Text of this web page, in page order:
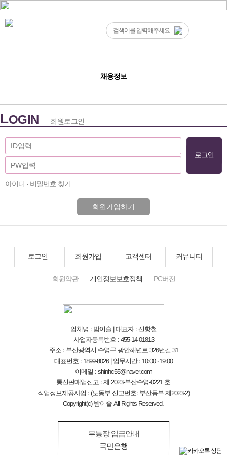
채용정보
LOGIN 회원로그인
아이디 · 비밀번호 찾기
회원가입하기
로그인 회원가입 고객센터 커뮤니티
회원약관 개인정보보호정책 PC버전
업체명 : 밤이슬 | 대표자 : 신항철
사업자등록번호 : 455-14-01813
주소 : 부산광역시 수영구 광안해변로 326번길 31
대표번호 : 1899-8026 | 업무시간 : 10:00~19:00
이메일 : shinhc55@naver.com
통신판매업신고 : 제 2023-부산수영-0221 호
직업정보제공사업 : (노동부 신고번호: 부산동부 제2023-2)
Copyright(c) 밤이슬 All Rights Reserved.
무통장 입금안내
국민은행